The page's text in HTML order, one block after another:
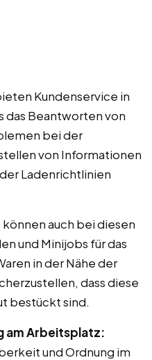
Kundenservice in
das Beantworten von
bei der
von Informationen
Ladenrichtlinien
können auch bei diesen
und Minijobs für das
in der Nähe der
dass diese
bestückt sind.
am Arbeitsplatz:
und Ordnung im